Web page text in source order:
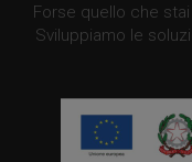
Forse quello che stai
Sviluppiamo le